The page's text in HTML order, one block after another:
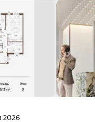
2026